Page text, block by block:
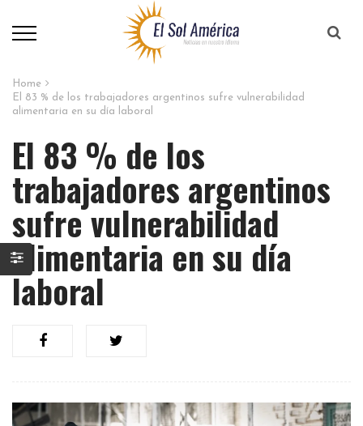
Home
El 83 % de los trabajadores argentinos sufre vulnerabilidad
alimentaria en su día laboral
El 83 % de los
trabajadores argentinos
sufre vulnerabilidad
alimentaria en su día
laboral